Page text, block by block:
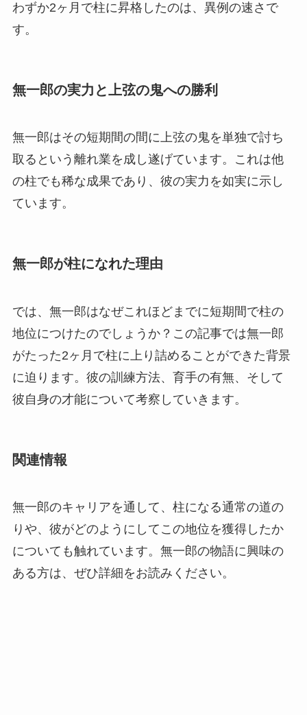
わずか2ヶ月で柱に昇格したのは、異例の速さで
す。
無一郎の実力と上弦の鬼への勝利
無一郎はその短期間の間に上弦の鬼を単独で討ち
取るという離れ業を成し遂げています。これは他
の柱でも稀な成果であり、彼の実力を如実に示し
ています。
無一郎が柱になれた理由
では、無一郎はなぜこれほどまでに短期間で柱の
地位につけたのでしょうか？この記事では無一郎
がたった2ヶ月で柱に上り詰めることができた背景
に迫ります。彼の訓練方法、育手の有無、そして
彼自身の才能について考察していきます。
関連情報
無一郎のキャリアを通して、柱になる通常の道の
りや、彼がどのようにしてこの地位を獲得したか
についても触れています。無一郎の物語に興味の
ある方は、ぜひ詳細をお読みください。